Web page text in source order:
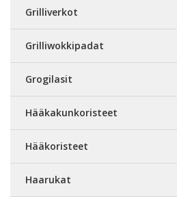
Grilliverkot
Grilliwokkipadat
Grogilasit
Hääkakunkoristeet
Hääkoristeet
Haarukat